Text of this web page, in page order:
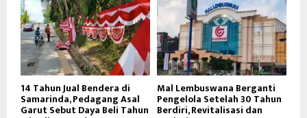
14 Tahun Jual Bendera di
Samarinda, Pedagang Asal
Garut Sebut Daya Beli Tahun
Mal Lembuswana Berganti
Pengelola Setelah 30 Tahun
Berdiri, Revitalisasi dan